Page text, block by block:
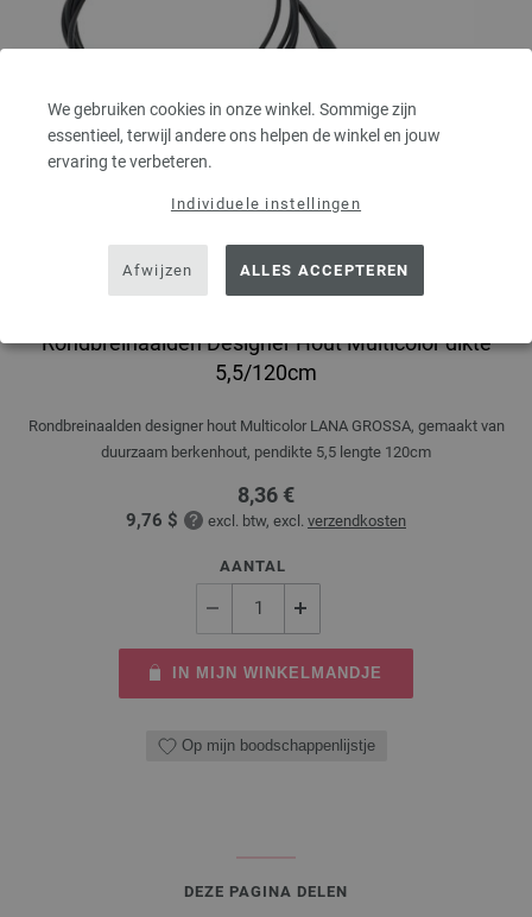
We gebruiken cookies in onze winkel. Sommige zijn
essentieel, terwijl andere ons helpen de winkel en jouw
ervaring te verbeteren.
Individuele instellingen
Afwijzen ALLES ACCEPTEREN
Rondbreinaalden Designer Hout Multicolor dikte
5,5/120cm
Rondbreinaalden designer hout Multicolor LANA GROSSA, gemaakt van
duurzaam berkenhout, pendikte 5,5 lengte 120cm
8,36 €
9,76 $ excl. btw, excl. verzendkosten
AANTAL
IN MIJN WINKELMANDJE
Op mijn boodschappenlijstje
DEZE PAGINA DELEN